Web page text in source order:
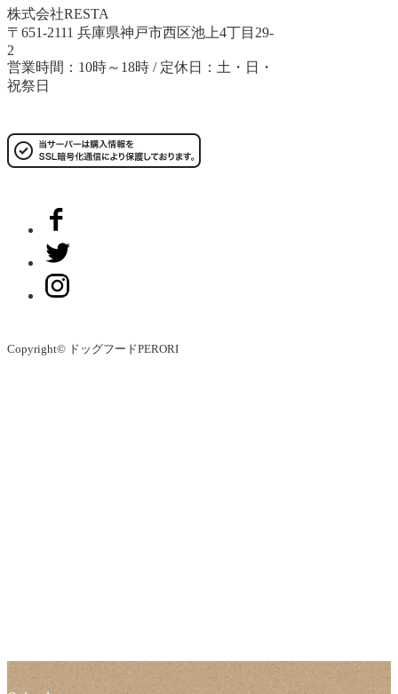
株式会社RESTA
〒651-2111 兵庫県神戸市西区池上4丁目29-
2
営業時間：10時～18時 / 定休日：土・日・
祝祭日
Copyright© ドッグフードPERORI